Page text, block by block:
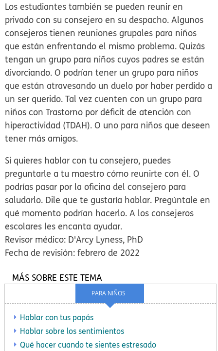
Los estudiantes también se pueden reunir en
privado con su consejero en su despacho. Algunos
consejeros tienen reuniones grupales para niños
que están enfrentando el mismo problema. Quizás
tengan un grupo para niños cuyos padres se están
divorciando. O podrían tener un grupo para niños
que están atravesando un duelo por haber perdido a
un ser querido. Tal vez cuenten con un grupo para
niños con Trastorno por déficit de atención con
hiperactividad (TDAH). O uno para niños que deseen
tener más amigos.
Si quieres hablar con tu consejero, puedes
preguntarle a tu maestro cómo reunirte con él. O
podrías pasar por la oficina del consejero para
saludarlo. Dile que te gustaría hablar. Pregúntale en
qué momento podrían hacerlo. A los consejeros
escolares les encanta ayudar.
Revisor médico: D'Arcy Lyness, PhD
Fecha de revisión: febrero de 2022
PARA NIÑOS
MÁS SOBRE ESTE TEMA
Hablar con tus papás
Hablar sobre los sentimientos
Qué hacer cuando te sientes estresado